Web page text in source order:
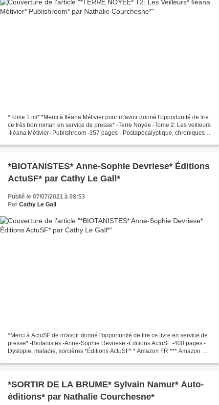
*Tome 1 ici* *Merci à Iléana Métivier pour m'avoir donné l'opportunité de lire
ce très bon roman en service de presse* -Terre Noyée -Tome 2: Les veilleurs
-Iléana Métivier -Publishroom -357 pages - Postapocalyptique, chroniques,
*BIOTANISTES* Anne-Sophie Devriese* Éditions
ActuSF* par Cathy Le Gall*
Publié le 07/07/2021 à 08:53
Par Cathy Le Gall
*Merci à ActuSF de m'avoir donné l'opportunité de lire ce livre en service de
presse* -Biotanistes -Anne-Sophie Devriese -Éditions ActuSF -400 pages -
Dystopie, maladie, sorcières *Éditions ActuSF* * Amazon FR *** Amazon CA
*SORTIR DE LA BRUME* Sylvain Namur* Auto-
éditions* par Nathalie Courchesne*